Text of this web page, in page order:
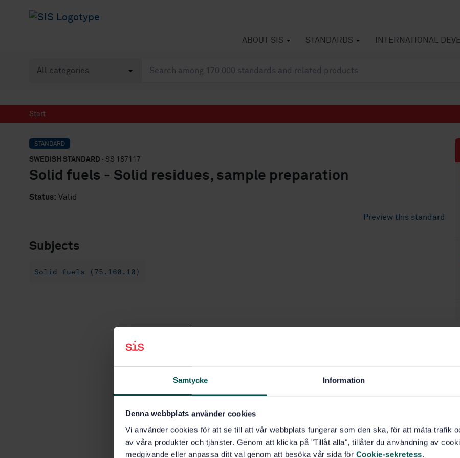
Samtycke Information
Denna webbplats använder cookies
Vi använder cookies för att se till att vår webbplats fungerar som den ska, för att mäta trafik
av våra produkter och tjänster. Genom att klicka på "Tillåt alla", tillåter du användning av
medgivande eller anpassa ditt val genom att besöka vår sida för Cookie-sekretess.
ABOUT SIS STANDARDS INTERNATIONAL
Start
STANDARD
SWEDISH STANDARD · SS 187117
Solid fuels - Solid residues, sample preparation
Status: Valid
Preview this standard
Subjects
Solid fuels (75.160.10)